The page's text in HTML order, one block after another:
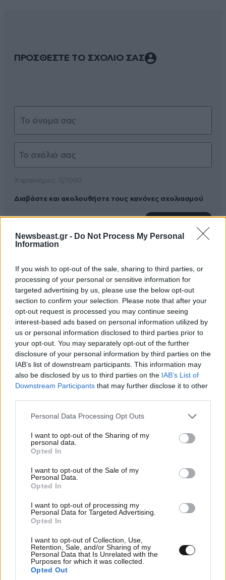
Newsbeast.gr - Do Not Process My Personal
Information
If you wish to opt-out of the sale, sharing to third parties, or
processing of your personal or sensitive information for
targeted advertising by us, please use the below opt-out
section to confirm your selection. Please note that after your
opt-out request is processed you may continue seeing
interest-based ads based on personal information utilized by
us or personal information disclosed to third parties prior to
your opt-out. You may separately opt-out of the further
disclosure of your personal information by third parties on the
IAB’s list of downstream participants. This information may
also be disclosed by us to third parties on the IAB’s List of
Downstream Participants that may further disclose it to other
Please note that this website/app uses one or more Google
not limited to your visit or usage behaviour. You may click to
grant or deny consent to Google and its third-party tags to
use your data for below specified purposes in below Google
consent section.
Personal Data Processing Opt Outs
I want to opt-out of the Sharing of my
personal data.
Opted In
I want to opt-out of the Sale of my
Personal Data.
Opted In
I want to opt-out of processing my
Personal Data for Targeted Advertising.
Opted In
I want to opt-out of Collection, Use,
Retention, Sale, and/or Sharing of my
Personal Data that Is Unrelated with the
Purposes for which it was collected.
Opted Out
ΠΡΟΣΘΕΣΤΕ ΤΟ ΣΧΟΛΙΟ ΣΑΣ
Διαβάστε και ακολουθήστε τους κανόνες σχολιασμού
ΠΑΣΟΚ 07·05·2025 02:14
Πάντως το μπλοκ της ΑΝΤΑΡΣΥΑ ήταν μακριά απ' την
περιοχή αυτή την ώρα του εμπρησμού.
Απαντήστε 0
Μας συγκλόνισε ο βίαιος θάνατος τους,όπως και η
συνέντευξη του συζύγου της εγκυμονούσας
Αγγελικής την θυμάμαι μέχρι και σήμερα.Είμαστε